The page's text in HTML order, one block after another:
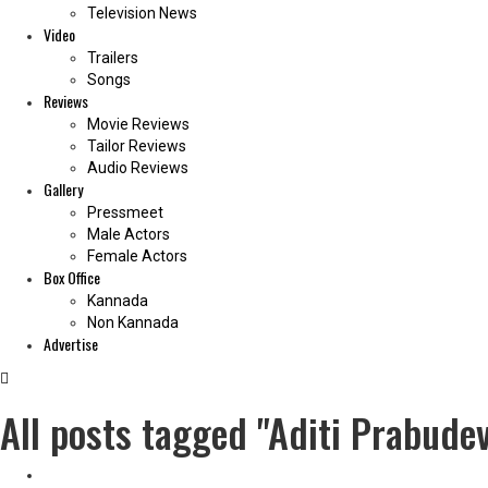
Television News
Video
Trailers
Songs
Reviews
Movie Reviews
Tailor Reviews
Audio Reviews
Gallery
Pressmeet
Male Actors
Female Actors
Box Office
Kannada
Non Kannada
Advertise
All posts tagged "Aditi